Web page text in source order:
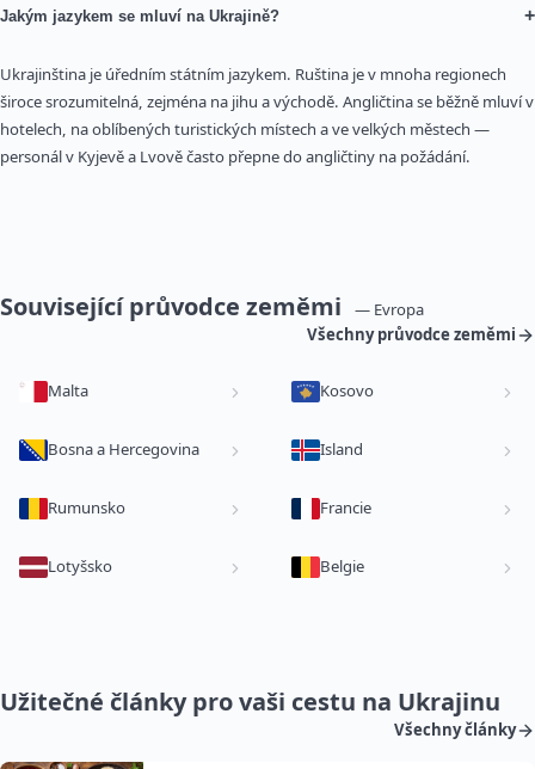
Jakým jazykem se mluví na Ukrajině? +
Ukrajinština je úředním státním jazykem. Ruština je v mnoha regionech
široce srozumitelná, zejména na jihu a východě. Angličtina se běžně mluví v
hotelech, na oblíbených turistických místech a ve velkých městech —
personál v Kyjevě a Lvově často přepne do angličtiny na požádání.
Související průvodce zeměmi
— Evropa
Všechny průvodce zeměmi
Malta Kosovo
Bosna a Hercegovina Island
Rumunsko Francie
Lotyšsko Belgie
Užitečné články pro vaši cestu na Ukrajinu
Všechny články